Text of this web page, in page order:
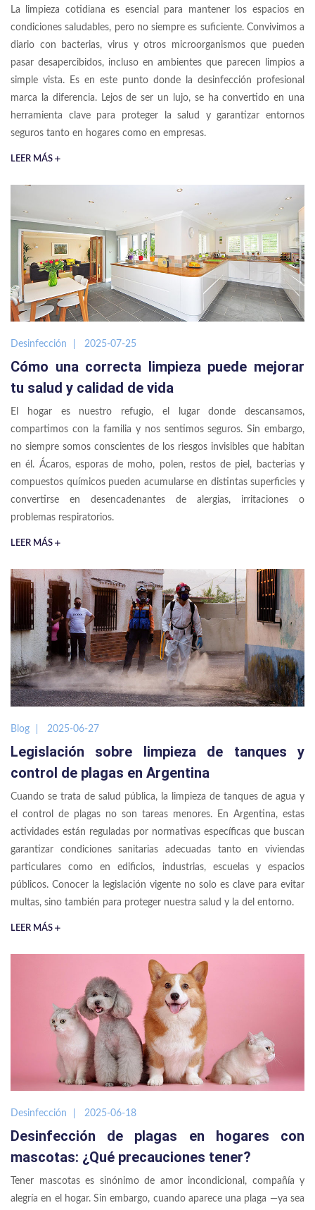
La limpieza cotidiana es esencial para mantener los espacios en
condiciones saludables, pero no siempre es suficiente. Convivimos a
diario con bacterias, virus y otros microorganismos que pueden
pasar desapercibidos, incluso en ambientes que parecen limpios a
simple vista. Es en este punto donde la desinfección profesional
marca la diferencia. Lejos de ser un lujo, se ha convertido en una
herramienta clave para proteger la salud y garantizar entornos
seguros tanto en hogares como en empresas.
LEER MÁS
Desinfección 2025-07-25
Cómo una correcta limpieza puede mejorar
tu salud y calidad de vida
El hogar es nuestro refugio, el lugar donde descansamos,
compartimos con la familia y nos sentimos seguros. Sin embargo,
no siempre somos conscientes de los riesgos invisibles que habitan
en él. Ácaros, esporas de moho, polen, restos de piel, bacterias y
compuestos químicos pueden acumularse en distintas superficies y
convertirse en desencadenantes de alergias, irritaciones o
problemas respiratorios.
LEER MÁS
Blog 2025-06-27
Legislación sobre limpieza de tanques y
control de plagas en Argentina
Cuando se trata de salud pública, la limpieza de tanques de agua y
el control de plagas no son tareas menores. En Argentina, estas
actividades están reguladas por normativas específicas que buscan
garantizar condiciones sanitarias adecuadas tanto en viviendas
particulares como en edificios, industrias, escuelas y espacios
públicos. Conocer la legislación vigente no solo es clave para evitar
multas, sino también para proteger nuestra salud y la del entorno.
LEER MÁS
Desinfección 2025-06-18
Desinfección de plagas en hogares con
mascotas: ¿Qué precauciones tener?
Tener mascotas es sinónimo de amor incondicional, compañía y
alegría en el hogar. Sin embargo, cuando aparece una plaga —ya sea